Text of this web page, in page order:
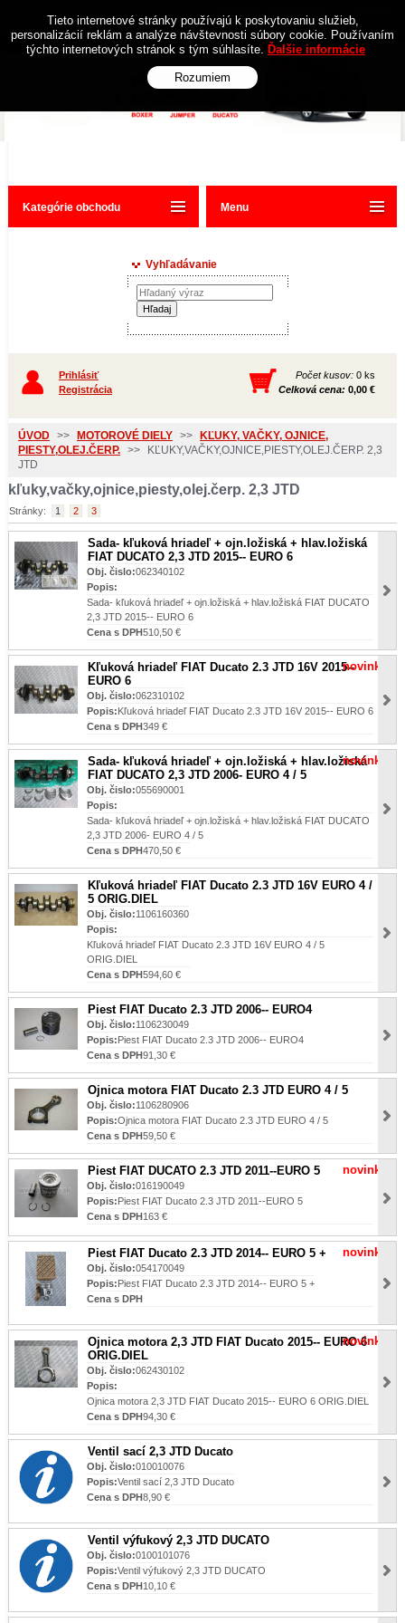
Kategórie obchodu
Vyhľadávanie
Prihlásiť
Registrácia
Počet kusov: 0 ks
Celková cena: 0,00 €
ÚVOD >> MOTOROVÉ DIELY >>
KĽUKY, VAČKY, OJNICE,
PIESTY,OLEJ.ČERP. >>
KĽUKY,VAČKY,OJNICE,PIESTY,OLEJ.ČERP. 2,3
JTD
kľuky,vačky,ojnice,piesty,olej.čerp. 2,3 JTD
Stránky: 1 2 3
Sada- kľuková hriadeľ + ojn.ložiská + hlav.ložiská
FIAT DUCATO 2,3 JTD 2015-- EURO 6
Obj. čislo:062340102
Popis:
Sada- kľuková hriadeľ + ojn.ložiská + hlav.ložiská FIAT DUCATO
2,3 JTD 2015-- EURO 6
Cena s DPH510,50 €
Kľuková hriadeľ FIAT Ducato 2.3 JTD 16V 2015--
EURO 6
novinka
Obj. čislo:062310102
Popis:Kľuková hriadeľ FIAT Ducato 2.3 JTD 16V 2015-- EURO 6
Cena s DPH349 €
Sada- kľuková hriadeľ + ojn.ložiská + hlav.ložiská
FIAT DUCATO 2,3 JTD 2006- EURO 4 / 5
novinka
Obj. čislo:055690001
Popis:
Sada- kľuková hriadeľ + ojn.ložiská + hlav.ložiská FIAT DUCATO
2,3 JTD 2006- EURO 4 / 5
Cena s DPH470,50 €
Kľuková hriadeľ FIAT Ducato 2.3 JTD 16V EURO 4 /
5 ORIG.DIEL
Obj. čislo:1106160360
Popis:
Kľuková hriadeľ FIAT Ducato 2.3 JTD 16V EURO 4 / 5
ORIG.DIEL
Cena s DPH594,60 €
Piest FIAT Ducato 2.3 JTD 2006-- EURO4
Obj. čislo:1106230049
Popis:Piest FIAT Ducato 2.3 JTD 2006-- EURO4
Cena s DPH91,30 €
Ojnica motora FIAT Ducato 2.3 JTD EURO 4 / 5
Obj. čislo:1106280906
Popis:Ojnica motora FIAT Ducato 2.3 JTD EURO 4 / 5
Cena s DPH59,50 €
Piest FIAT DUCATO 2.3 JTD 2011--EURO 5 novinka
Obj. čislo:016190049
Popis:Piest FIAT Ducato 2.3 JTD 2011--EURO 5
Cena s DPH163 €
Piest FIAT Ducato 2.3 JTD 2014-- EURO 5 + novinka
Obj. čislo:054170049
Popis:Piest FIAT Ducato 2.3 JTD 2014-- EURO 5 +
Cena s DPH
Ojnica motora 2,3 JTD FIAT Ducato 2015-- EURO 6
ORIG.DIEL
novinka
Obj. čislo:062430102
Popis:
Ojnica motora 2,3 JTD FIAT Ducato 2015-- EURO 6 ORIG.DIEL
Cena s DPH94,30 €
Ventil sací 2,3 JTD Ducato
Obj. čislo:010010076
Popis:Ventil sací 2,3 JTD Ducato
Cena s DPH8,90 €
Ventil výfukový 2,3 JTD DUCATO
Obj. čislo:0100101076
Popis:Ventil výfukový 2,3 JTD DUCATO
Cena s DPH10,10 €
Menu
Tieto internetové stránky používajú k poskytovaniu služieb,
personalizácií reklám a analýze návštevnosti súbory cookie. Používaním
týchto internetových stránok s tým súhlasíte. Ďalšie informácie
Rozumiem